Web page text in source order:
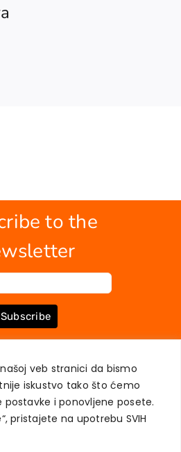
veb stranici da bismo
iskustvo tako što ćemo
postavke i ponovljene posete.
pristajete na upotrebu SVIH
to the
Subscribe
PROTECTION